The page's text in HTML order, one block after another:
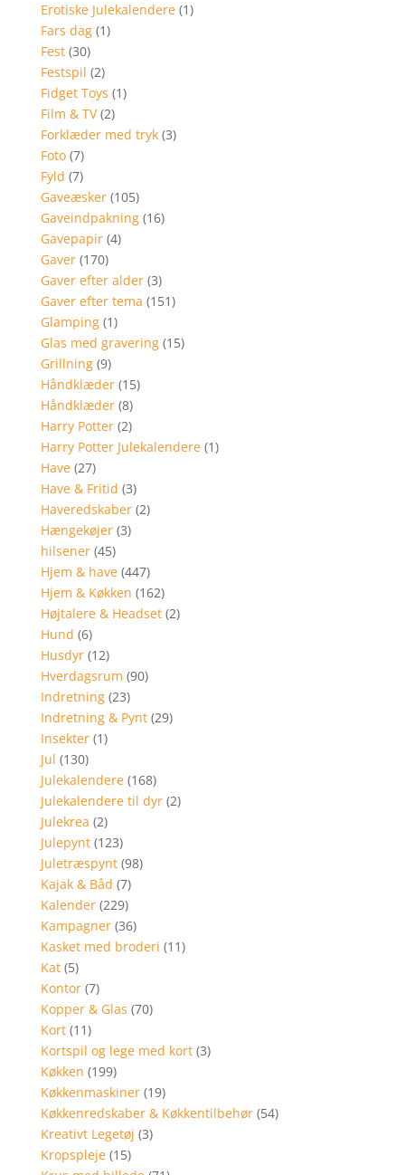
Erotiske Julekalendere (1)
Fars dag (1)
Fest (30)
Festspil (2)
Fidget Toys (1)
Film & TV (2)
Forklæder med tryk (3)
Foto (7)
Fyld (7)
Gaveæsker (105)
Gaveindpakning (16)
Gavepapir (4)
Gaver (170)
Gaver efter alder (3)
Gaver efter tema (151)
Glamping (1)
Glas med gravering (15)
Grillning (9)
Håndklæder (15)
Håndklæder (8)
Harry Potter (2)
Harry Potter Julekalendere (1)
Have (27)
Have & Fritid (3)
Haveredskaber (2)
Hængekøjer (3)
hilsener (45)
Hjem & have (447)
Hjem & Køkken (162)
Højtalere & Headset (2)
Hund (6)
Husdyr (12)
Hverdagsrum (90)
Indretning (23)
Indretning & Pynt (29)
Insekter (1)
Jul (130)
Julekalendere (168)
Julekalendere til dyr (2)
Julekrea (2)
Julepynt (123)
Juletræspynt (98)
Kajak & Båd (7)
Kalender (229)
Kampagner (36)
Kasket med broderi (11)
Kat (5)
Kontor (7)
Kopper & Glas (70)
Kort (11)
Kortspil og lege med kort (3)
Køkken (199)
Køkkenmaskiner (19)
Køkkenredskaber & Køkkentilbehør (54)
Kreativt Legetøj (3)
Kropspleje (15)